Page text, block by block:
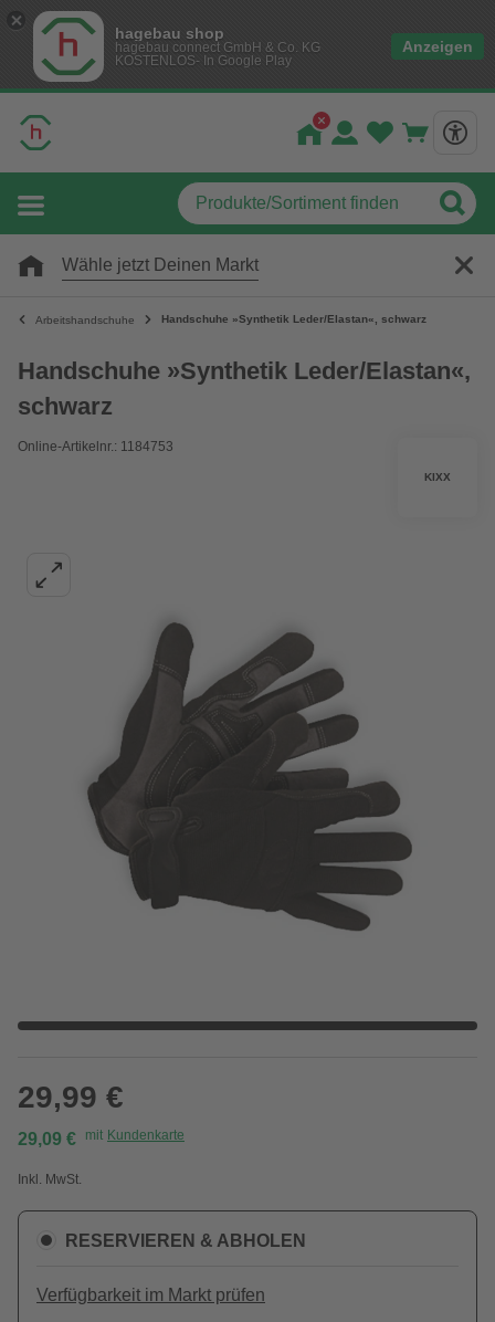
hagebau shop
hagebau connect GmbH & Co. KG
KOSTENLOS- In Google Play
Anzeigen
Wähle jetzt Deinen Markt
Arbeitshandschuhe Handschuhe »Synthetik Leder/Elastan«, schwarz
Handschuhe »Synthetik Leder/Elastan«,
schwarz
Online-Artikelnr.: 1184753
KIXX
29,99 €
29,09 € mit Kundenkarte
Inkl. MwSt.
RESERVIEREN & ABHOLEN
Verfügbarkeit im Markt prüfen